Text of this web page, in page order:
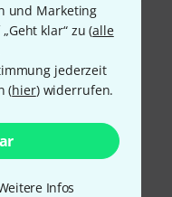
und Marketing
klar“ zu (alle
jederzeit
(hier) widerrufen.
Infos
per Nachnahme,
Sofort bezahlen